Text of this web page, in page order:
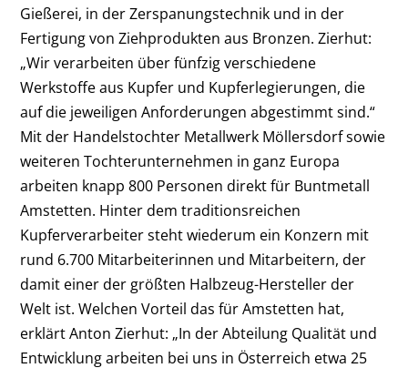
Gießerei, in der Zerspanungstechnik und in der
Fertigung von Ziehprodukten aus Bronzen. Zierhut:
„Wir verarbeiten über fünfzig verschiedene
Werkstoffe aus Kupfer und Kupferlegierungen, die
auf die jeweiligen Anforderungen abgestimmt sind.“
Mit der Handelstochter Metallwerk Möllersdorf sowie
weiteren Tochterunternehmen in ganz Europa
arbeiten knapp 800 Personen direkt für Buntmetall
Amstetten. Hinter dem traditionsreichen
Kupferverarbeiter steht wiederum ein Konzern mit
rund 6.700 Mitarbeiterinnen und Mitarbeitern, der
damit einer der größten Halbzeug-Hersteller der
Welt ist. Welchen Vorteil das für Amstetten hat,
erklärt Anton Zierhut: „In der Abteilung Qualität und
Entwicklung arbeiten bei uns in Österreich etwa 25